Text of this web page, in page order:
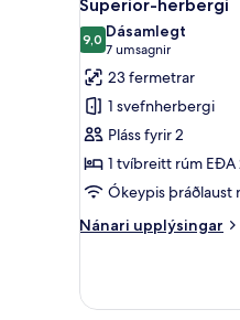
allar
myndir
fyrir
Superior-
herbergi
Superior-herbergi
9,09,0 af 10
Dásamlegt
7 umsagnir
(7
umsagnir)
23 fermetrar
1 svefnherbergi
Pláss fyrir 2
1 tvíbreitt rúm
Ókeypis þráðlaust
Nánari upplýsingar
Nánari
herbergi